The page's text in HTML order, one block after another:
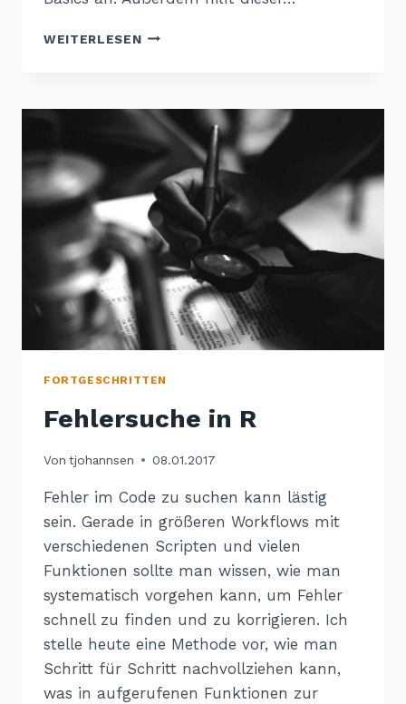
WEITERLESENKOMPLEXE
FORTGESCHRITTEN
Fehlersuche in R
Von tjohannsen 08.01.2017
Fehler im Code zu suchen kann lästig
sein. Gerade in größeren Workflows mit
verschiedenen Scripten und vielen
Funktionen sollte man wissen, wie man
systematisch vorgehen kann, um Fehler
schnell zu finden und zu korrigieren. Ich
stelle heute eine Methode vor, wie man
Schritt für Schritt nachvollziehen kann,
was in aufgerufenen Funktionen zur